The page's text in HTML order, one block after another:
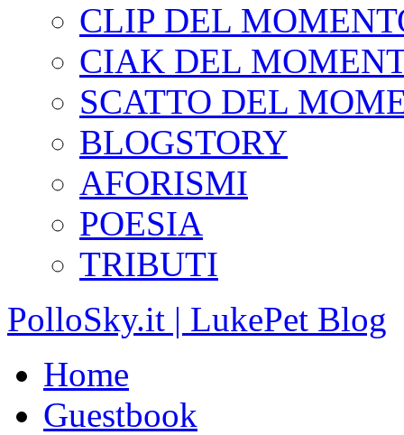
CLIP DEL
CIAK DEL
SCATTO DEL
BLOGSTORY
AFORISMI
POESIA
TRIBUTI
PolloSky.it | LukePet Blog
Home
Guestbook